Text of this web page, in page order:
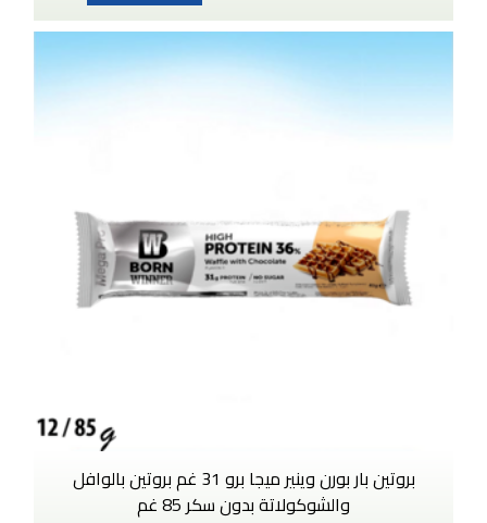
بروتين بار بورن وينير ميجا برو 31 غم بروتين بالوافل
والشوكولاتة بدون سكر 85 غم